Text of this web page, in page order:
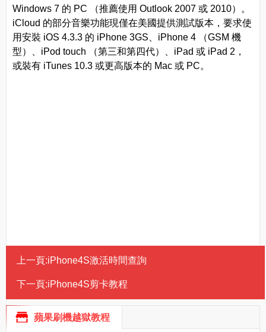
Windows 7 的 PC （推薦使用 Outlook 2007 或 2010）。
iCloud 的部分音樂功能現僅在美國提供測試版本，要求使
用安裝 iOS 4.3.3 的 iPhone 3GS、iPhone 4 （GSM 機
型）、iPod touch （第三和第四代）、iPad 或 iPad 2，
或裝有 iTunes 10.3 或更高版本的 Mac 或 PC。
上一頁:iPhone4S激活時間查詢
下一頁:iPhone4S剪卡教程
蘋果刷機越獄教程